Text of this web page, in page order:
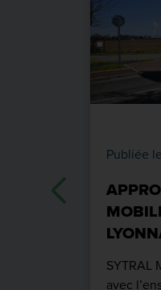
Publiée
SYTRAL
avec